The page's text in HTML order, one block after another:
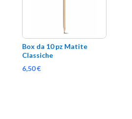
Box da 10 pz Matite
Classiche
6,50€